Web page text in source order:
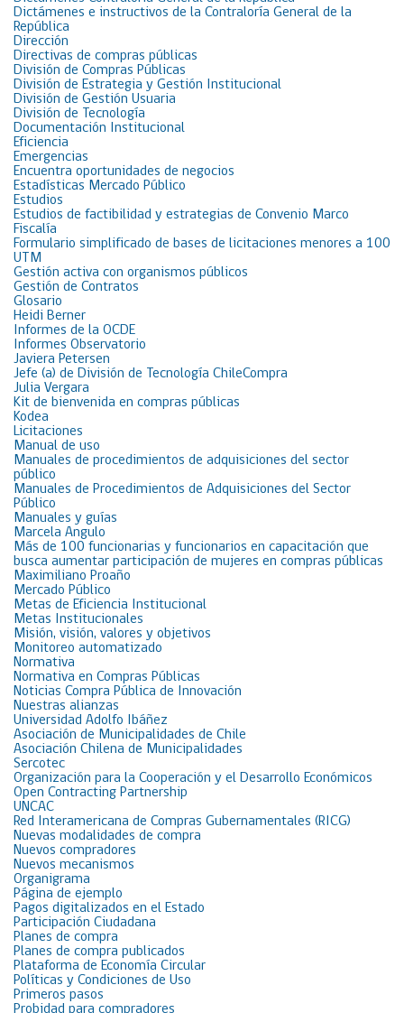
Dictámenes e instructivos de la Contraloría General de la
República
Dirección
Directivas de compras públicas
División de Compras Públicas
División de Estrategia y Gestión Institucional
División de Gestión Usuaria
División de Tecnología
Documentación Institucional
Eficiencia
Emergencias
Encuentra oportunidades de negocios
Estadísticas Mercado Público
Estudios
Estudios de factibilidad y estrategias de Convenio Marco
Fiscalía
Formulario simplificado de bases de licitaciones menores a 100
UTM
Gestión activa con organismos públicos
Gestión de Contratos
Glosario
Heidi Berner
Informes de la OCDE
Informes Observatorio
Javiera Petersen
Jefe (a) de División de Tecnología ChileCompra
Julia Vergara
Kit de bienvenida en compras públicas
Kodea
Licitaciones
Manual de uso
Manuales de procedimientos de adquisiciones del sector
público
Manuales de Procedimientos de Adquisiciones del Sector
Público
Manuales y guías
Marcela Angulo
Más de 100 funcionarias y funcionarios en capacitación que
busca aumentar participación de mujeres en compras públicas
Maximiliano Proaño
Mercado Público
Metas de Eficiencia Institucional
Metas Institucionales
Misión, visión, valores y objetivos
Monitoreo automatizado
Normativa
Normativa en Compras Públicas
Noticias Compra Pública de Innovación
Nuestras alianzas
Universidad Adolfo Ibáñez
Asociación de Municipalidades de Chile
Asociación Chilena de Municipalidades
Sercotec
Organización para la Cooperación y el Desarrollo Económicos
Open Contracting Partnership
UNCAC
Red Interamericana de Compras Gubernamentales (RICG)
Nuevas modalidades de compra
Nuevos compradores
Nuevos mecanismos
Organigrama
Página de ejemplo
Pagos digitalizados en el Estado
Participación Ciudadana
Planes de compra
Planes de compra publicados
Plataforma de Economía Circular
Políticas y Condiciones de Uso
Primeros pasos
Probidad para compradores